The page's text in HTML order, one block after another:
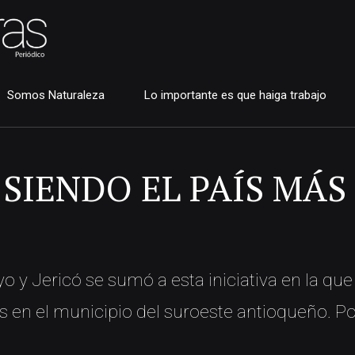
Somos Naturaleza Lo importante es que haiga trabajo
EL PAÍS
y Jericó se sumó a esta iniciativa en la
en el municipio del suroeste antioqueño.